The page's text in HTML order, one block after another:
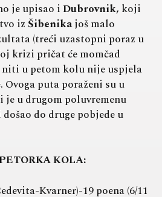
je upisao iDubrovnik, koji
izŠibenikajoš malo
(treći uzastopni poraz u
krizi pričat će momčad
u petom kolu nije uspjela
Ovoga puta poraženi su u
je u drugom poluvremenu
do druge pobjede u
KOLA:
Kvarner)-19 poena (6/11